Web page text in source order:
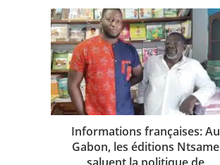
Informations françaises: Au
Gabon, les éditions Ntsame